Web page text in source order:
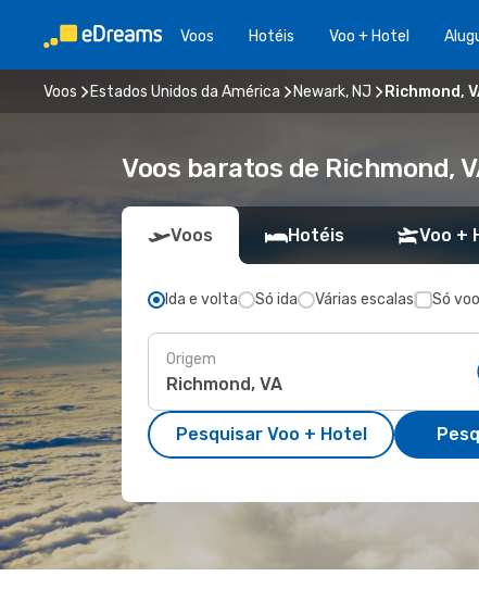
Voos Hotéis Voo + Hotel
Voos Estados Unidos da América Newark, NJ Richmond,
Voos baratos de Richmond,
Voos Hotéis Voo +
Ida e volta Só ida Várias escalas Só
Origem
Pesquisar Voo + Hotel